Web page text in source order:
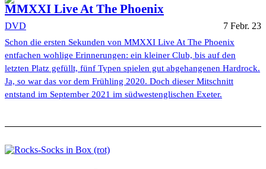
MMXXI Live At The Phoenix
DVD 7 Febr. 23
Schon die ersten Sekunden von MMXXI Live At The Phoenix
entfachen wohlige Erinnerungen: ein kleiner Club, bis auf den
letzten Platz gefüllt, fünf Typen spielen gut abgehangenen Hardrock.
Ja, so war das vor dem Frühling 2020. Doch dieser Mitschnitt
entstand im September 2021 im südwestenglischen Exeter.